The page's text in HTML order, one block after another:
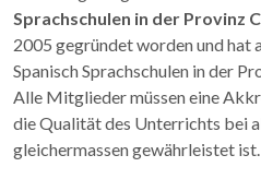
Sprachschulen in der Provinz
2005 gegründet worden und hat
Spanisch Sprachschulen in der
Alle Mitglieder müssen eine
die Qualität des Unterrichts bei
gleichermassen gewährleistet ist.